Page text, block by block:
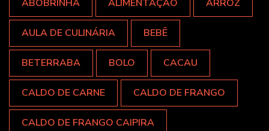
ABOBRINHA ALIMENTAÇÃO ARROZ
AULA DE CULINÁRIA BEBÊ
BETERRABA BOLO CACAU
CALDO DE CARNE CALDO DE FRANGO
CALDO DE FRANGO CAIPIRA